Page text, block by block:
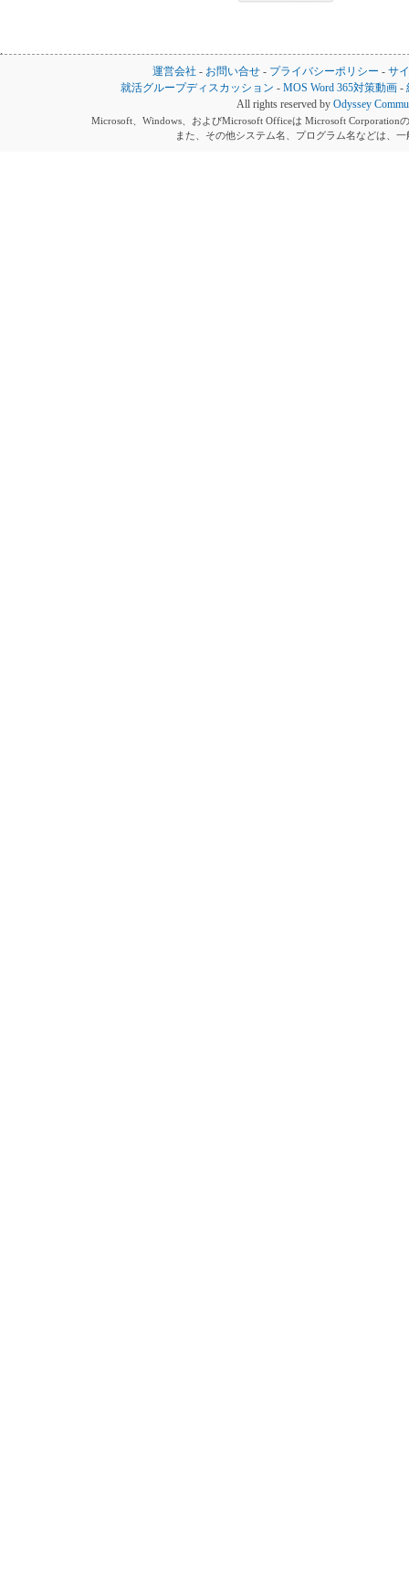
運営会社 - お問い合せ - プライバシーポリシー - サ
就活グループディスカッション -MOS Word 365対策動画 -
All rights reserved by Odyssey
Microsoft、Windows、およびMicrosoft Officeは Microsoft Corporation
また、その他システム名、プログラム名などは、